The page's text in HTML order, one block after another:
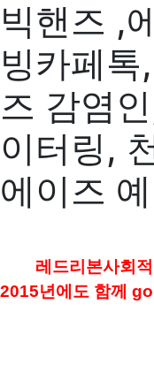
빅핸즈 ,
빙카페톡
즈 감염
이터링,
에이즈
레드리본사회
2015년에도 함께